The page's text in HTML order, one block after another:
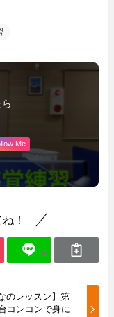
Me
！
のレッスン】第
コンコンで身に